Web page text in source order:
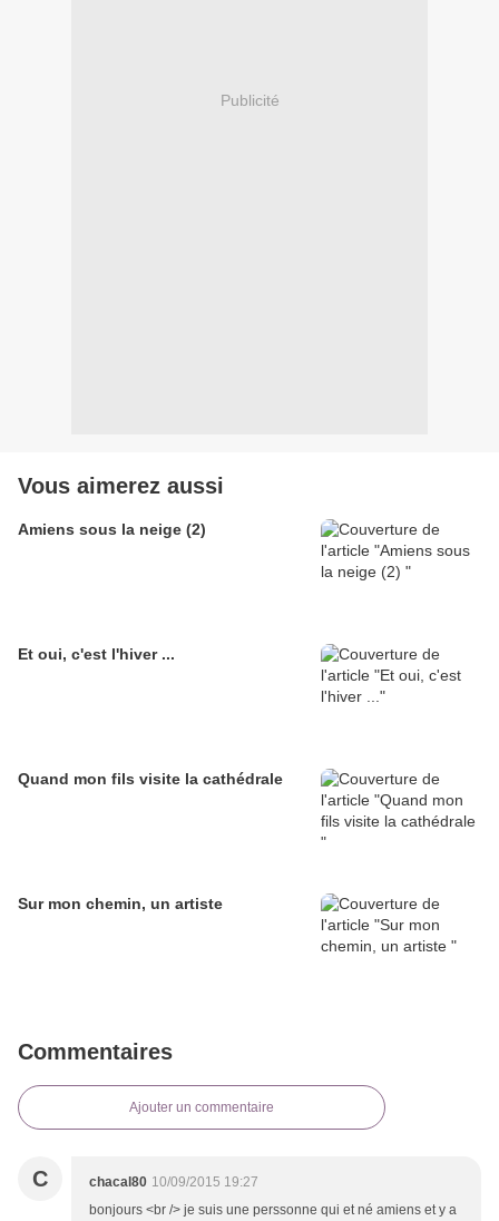
Publicité
Vous aimerez aussi
Amiens sous la neige (2)
Et oui, c'est l'hiver ...
Quand mon fils visite la cathédrale
Sur mon chemin, un artiste
Commentaires
Ajouter un commentaire
C chacal80 10/09/2015 19:27
bonjours <br /> je suis une perssonne qui et né amiens et y a